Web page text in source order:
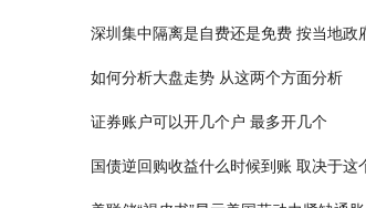
深圳集中隔离是自费还是免费 按当地政
如何分析大盘走势 从这两个方面分析
证券账户可以开几个户 最多开几个
国债逆回购收益什么时候到账 取决于这